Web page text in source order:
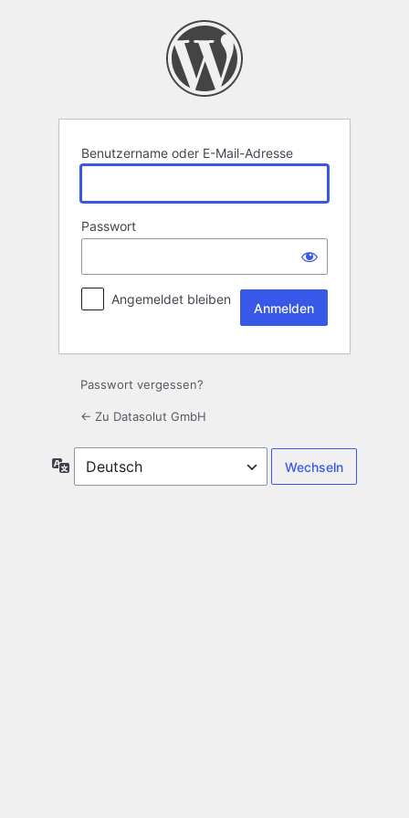
Benutzername oder E-Mail-Adresse
Passwort
Angemeldet bleiben
Passwort vergessen?
← Zu Datasolut GmbH
Sprache